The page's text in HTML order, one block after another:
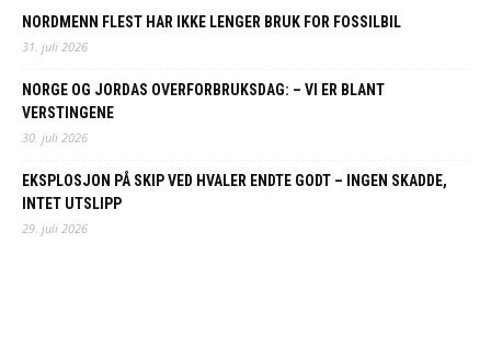
NORDMENN FLEST HAR IKKE LENGER BRUK FOR FOSSILBIL
31. juli 2026
NORGE OG JORDAS OVERFORBRUKSDAG: – VI ER BLANT
VERSTINGENE
30. juli 2026
EKSPLOSJON PÅ SKIP VED HVALER ENDTE GODT – INGEN SKADDE,
INTET UTSLIPP
29. juli 2026